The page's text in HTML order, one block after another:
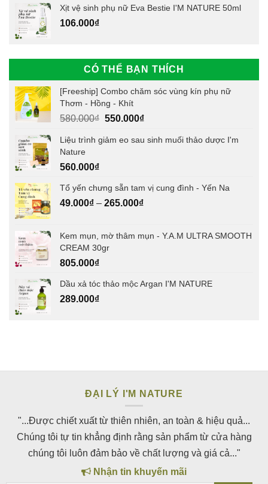
Xịt vệ sinh phụ nữ Eva Bestie I'M NATURE 50ml
106.000₫
CÓ THỂ BẠN THÍCH
[Freeship] Combo chăm sóc vùng kín phụ nữ
Thơm - Hồng - Khít
580.000₫ Giá
là:
550.000₫Giá
tại
Liệu trình giảm eo sau sinh muối thảo dược I'm
Nature
560.000₫
Tổ yến chưng sẵn tam vị cung đình - Yến Na
49.000₫ – 265.000₫
Kem mụn, mờ thâm mụn - Y.A.M ULTRA SMOOTH
CREAM 30gr
805.000₫
Dầu xả tóc thảo mộc Argan I'M NATURE
289.000₫
ĐẠI LÝ I'M NATURE
"...Được chiết xuất từ thiên nhiên, an toàn & hiệu quả...
Chúng tôi tự tin khẳng định rằng sản phẩm từ cửa hàng
chúng tôi luôn đảm bảo về chất lượng và giá cả..."
Nhận tin khuyến mãi